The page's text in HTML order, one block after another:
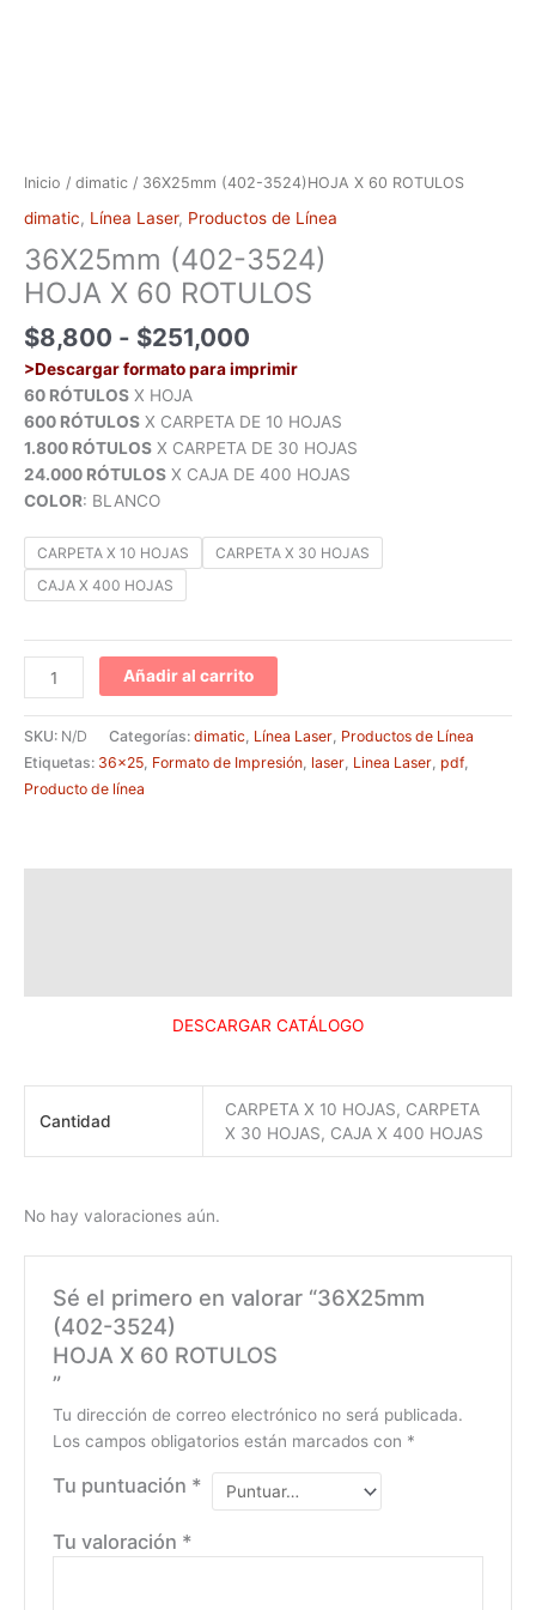
Inicio / dimatic / 36X25mm (402-3524)HOJA X 60 ROTULOS
dimatic, Línea Laser, Productos de Línea
36X25mm (402-3524)
HOJA X 60 ROTULOS
$8,800 - $251,000
>Descargar formato para imprimir
60 RÓTULOS X HOJA
600 RÓTULOS X CARPETA DE 10 HOJAS
1.800 RÓTULOS X CARPETA DE 30 HOJAS
24.000 RÓTULOS X CAJA DE 400 HOJAS
COLOR: BLANCO
CARPETA X 10 HOJAS
CARPETA X 30 HOJAS
CAJA X 400 HOJAS
Añadir al carrito
SKU: N/D Categorías: dimatic, Línea Laser, Productos de Línea
Etiquetas: 36x25, Formato de Impresión, laser, Linea Laser, pdf,
Producto de línea
DESCARGAR CATÁLOGO
Cantidad
CARPETA X 10 HOJAS, CARPETA
X 30 HOJAS, CAJA X 400 HOJAS
No hay valoraciones aún.
Sé el primero en valorar “36X25mm
(402-3524)
HOJA X 60 ROTULOS
”
Tu dirección de correo electrónico no será publicada.
Los campos obligatorios están marcados con *
Tu puntuación *
Tu valoración *